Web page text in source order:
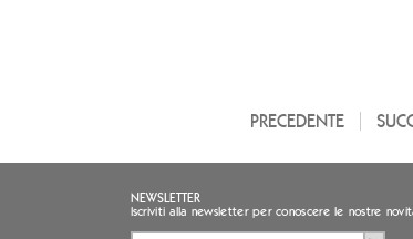
PRECEDENTE
NEWSLETTER
Iscriviti alla newsletter per conoscere le nostre